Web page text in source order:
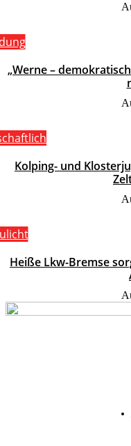
„Werne –
Kolping- und
Heiße Lkw-Bremse